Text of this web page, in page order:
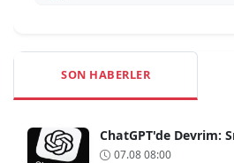
SON HABERLER
ChatGPT'de Devrim:
07.08 08:00